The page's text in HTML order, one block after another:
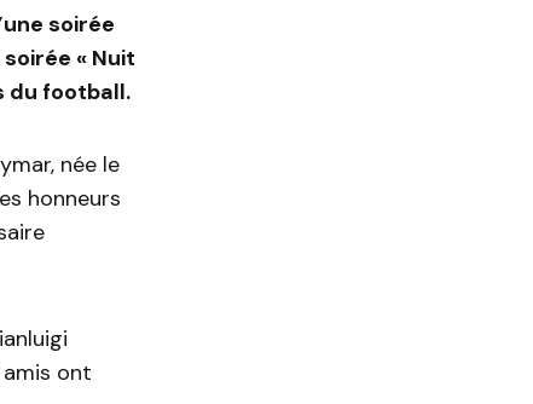
soirée
« Nuit
du football.
née le
honneurs
amis ont